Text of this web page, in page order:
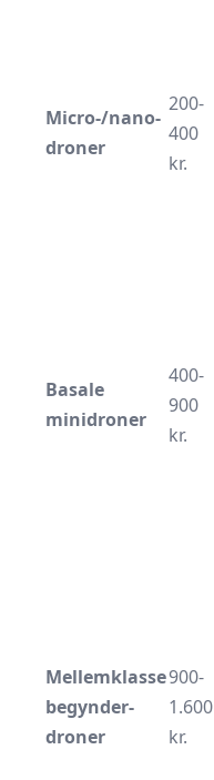
Micro-/nano-
droner
200-
400
kr.
Basale
minidroner
400-
900
kr.
Mellemklasse
begynder-
droner
900-
1.600
kr.